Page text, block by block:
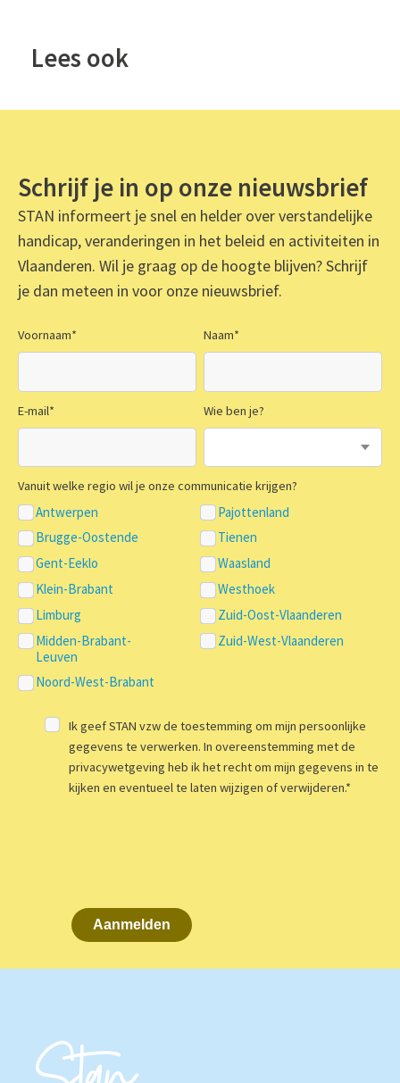
Lees ook
Schrijf je in op onze nieuwsbrief
STAN informeert je snel en helder over verstandelijke
handicap, veranderingen in het beleid en activiteiten in
Vlaanderen. Wil je graag op de hoogte blijven? Schrijf
je dan meteen in voor onze nieuwsbrief.
Voornaam* Naam*
E-mail* Wie ben je?
Vanuit welke regio wil je onze communicatie krijgen?
Antwerpen
Pajottenland
Brugge-Oostende
Tienen
Gent-Eeklo
Waasland
Klein-Brabant
Westhoek
Limburg
Zuid-Oost-Vlaanderen
Midden-Brabant-
Leuven
Zuid-West-Vlaanderen
Noord-West-Brabant
Ik geef STAN vzw de toestemming om mijn persoonlijke
gegevens te verwerken. In overeenstemming met de
privacywetgeving heb ik het recht om mijn gegevens in te
kijken en eventueel te laten wijzigen of verwijderen.*
Aanmelden